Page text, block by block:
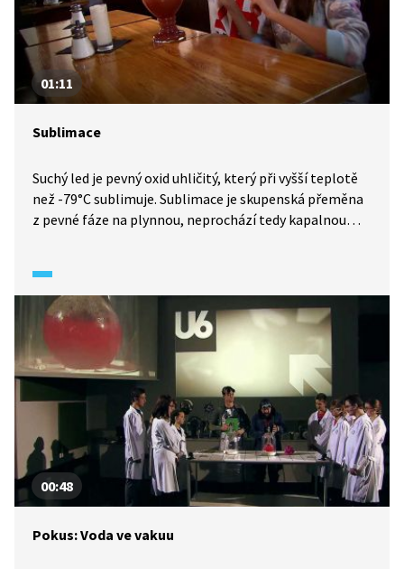
01:11
Sublimace
Suchý led je pevný oxid uhličitý, který při vyšší teplotě
než -79°C sublimuje. Sublimace je skupenská přeměna
z pevné fáze na plynnou, neprochází tedy kapalnou
00:48
Pokus: Voda ve vakuu